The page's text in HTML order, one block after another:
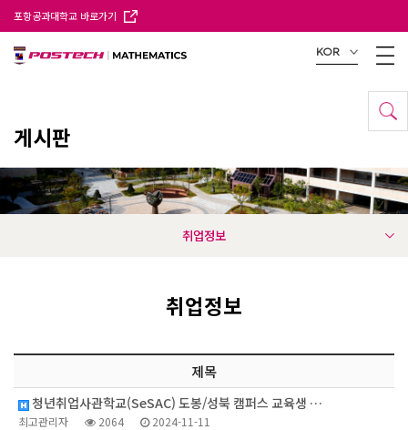
포항공과대학교 바로가기
KOR
게시판
취업정보
취업정보
제목
청년취업사관학교(SeSAC) 도봉/성북 캠퍼스 교육생 …
최고관리자 2064 2024-11-11